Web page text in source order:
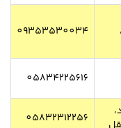
09353530034
05834225616
05832312256